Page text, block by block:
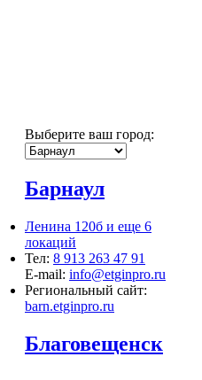
Выберите ваш город:
Барнаул
Ленина 120б и еще 6
локаций
Тел: 8 913 263 47 91
E-mail: info@etginpro.ru
Региональный сайт:
barn.etginpro.ru
Благовещенск